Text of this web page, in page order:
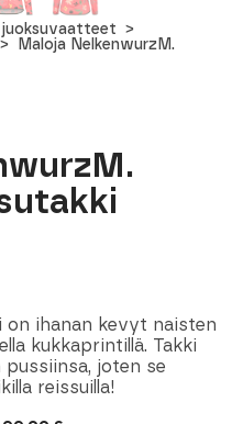
juoksuvaatteet
Maloja NelkenwurzM.
on ihanan kevyt naisten
kukkaprintillä. Takki
pussiinsa, joten se
reissuilla!